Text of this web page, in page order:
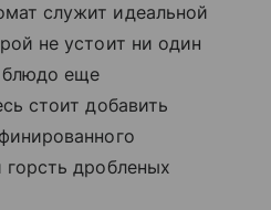
служит идеальной
не устоит ни один
блюдо еще
стоит добавить
горсть дробленых